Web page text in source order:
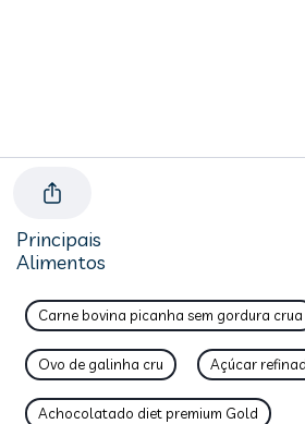
Principais
Alimentos
Carne bovina picanha sem gordura crua
Ovo de galinha cru Açúcar
Achocolatado diet premium Gold